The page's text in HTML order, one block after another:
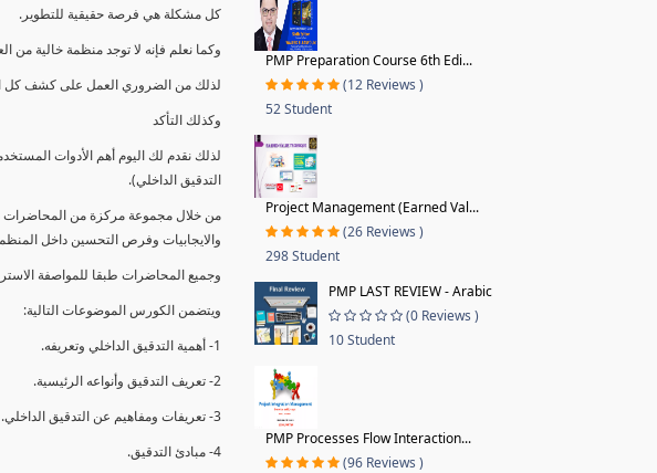
كل مشكلة هي فرصة حقيقية للتطوير.
وكما نعلم فإنه لا توجد منظمة خالية من
لذلك من الضروري العمل على كشف كل
وكذلك التأكد
لذلك نقدم لك اليوم أهم الأدوات
التدقيق الداخلي).
من خلال مجموعة مركزة من المحاضرات
والايجابيات وفرص التحسين داخل
وجميع المحاضرات طبقا للمواصفة الاسترشادية
ويتضمن الكورس الموضوعات التالية:
1- أهمية التدقيق الداخلي وتعريفه.
2- تعريف التدقيق وأنواعه الرئيسية.
3- تعريفات ومفاهيم عن التدقيق الداخلي.
4- مبادئ التدقيق.
PMP Preparation Course 6th Edi...
(12 Reviews )
52 Student
Project Management (Earned Val...
(26 Reviews )
298 Student
PMP LAST REVIEW - Arabic
(0 Reviews )
10 Student
PMP Processes Flow Interaction...
(96 Reviews )